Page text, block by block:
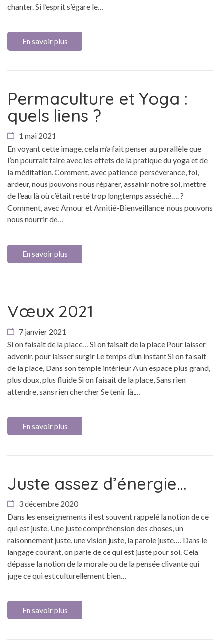
chanter. Si l’esprit s’égare le…
En savoir plus
Permaculture et Yoga :
quels liens ?
1 mai 2021
En voyant cette image, cela m’a fait penser au parallèle que
l’on pourrait faire avec les effets de la pratique du yoga et de
la méditation. Comment, avec patience, persévérance, foi,
ardeur, nous pouvons nous réparer, assainir notre sol, mettre
de l’eau là où c’était resté trop longtemps asséché…. ?
Comment, avec Amour et Amitié-Bienveillance, nous pouvons
nous nourrir de…
En savoir plus
Vœux 2021
7 janvier 2021
Si on faisait de la place… Si on faisait de la place Pour laisser
advenir, pour laisser surgir Le temps d’un instant Si on faisait
de la place, Dans son temple intérieur A un espace plus grand,
plus doux, plus fluide Si on faisait de la place, Sans rien
attendre, sans rien chercher Se tenir là,…
En savoir plus
Juste assez d’énergie…
3 décembre 2020
Dans les enseignements il est souvent rappelé la notion de ce
qui est juste. Une juste compréhension des choses, un
raisonnement juste, une vision juste, la parole juste…. Dans le
langage courant, on parle de ce qui est juste pour soi. Cela
dépasse la notion de la morale ou de la pensée clivante qui
juge ce qui est culturellement bien…
En savoir plus